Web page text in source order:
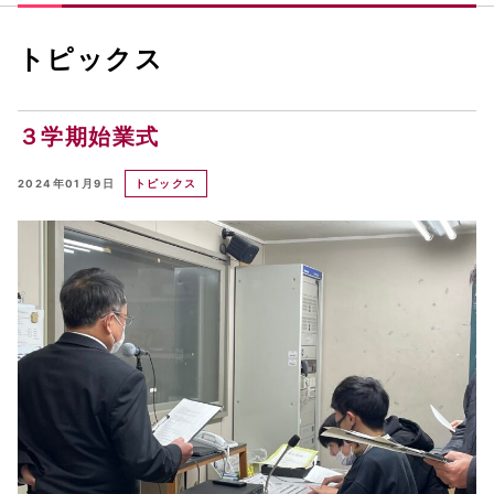
トピックス
３学期始業式
2024年01月9日 トピックス